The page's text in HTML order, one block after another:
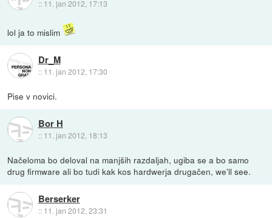
:: 11. jan 2012, 17:13
lol ja to mislim
Dr_M
:: 11. jan 2012, 17:30
Pise v novici.
Bor H
:: 11. jan 2012, 18:13
Načeloma bo deloval na manjših razdaljah, ugiba se a bo samo
drug firmware ali bo tudi kak kos hardwerja drugačen, we'll see.
Berserker
:: 11. jan 2012, 23:31